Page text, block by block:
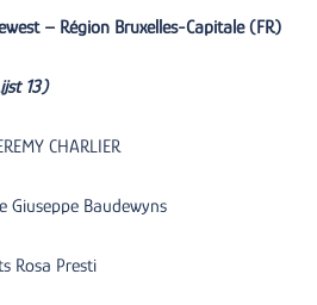
– Région Bruxelles-Capitale (FR)
13)
CHARLIER
Giuseppe Baudewyns
Rosa Presti